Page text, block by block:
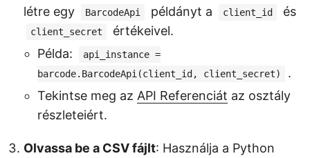
létre egy
BarcodeApi példányt a client_id és
client_secret
értékeivel.
Példa:
api_instance =
barcode.BarcodeApi(client_id, client_secret)
.
Tekintse meg az API Referenciát az osztály
részleteiért.
Olvassa be a CSV fájlt: Használja a Python